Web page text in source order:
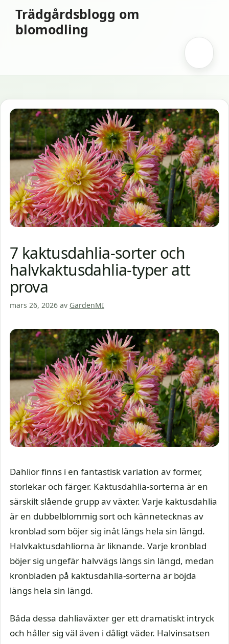
innehåll
Trädgårdsblogg om
blomodling
7 kaktusdahlia-sorter och
halvkaktusdahlia-typer att
prova
mars 26, 2026 av GardenMI
Dahlior finns i en fantastisk variation av former,
storlekar och färger. Kaktusdahlia-sorterna är en
särskilt slående grupp av växter. Varje kaktusdahlia
är en dubbelblommig sort och kännetecknas av
kronblad som böjer sig inåt längs hela sin längd.
Halvkaktusdahliorna är liknande. Varje kronblad
böjer sig ungefär halvvägs längs sin längd, medan
kronbladen på kaktusdahlia-sorterna är böjda
längs hela sin längd.
Båda dessa dahliaväxter ger ett dramatiskt intryck
och håller sig väl även i dåligt väder. Halvinsatsen